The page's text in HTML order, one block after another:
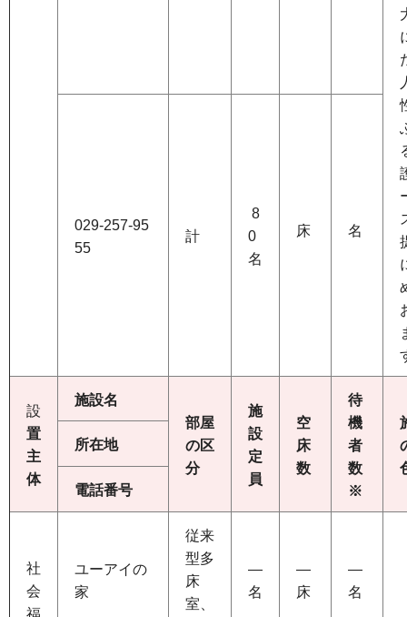
029-257-95
55
計
8
0
名
床 名
設
置
主
体
施設名
部屋
の区
分
施
設
定
員
空
床
数
待
機
者
数
※
所在地
電話番号
社
会
福
ユーアイの
家
従来
型多
床
室、
―
名
―
床
―
名